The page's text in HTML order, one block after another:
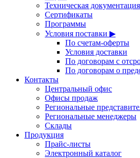
Техническая документация
Сертификаты
Программы
Условия поставки ▶
По счетам-оферты
Условия доставки
По договорам с
По договорам о
Контакты
Центральный офис
Офисы продаж
Региональные
Региональные менеджеры
Склады
Продукция
Прайс-листы
Электронный каталог